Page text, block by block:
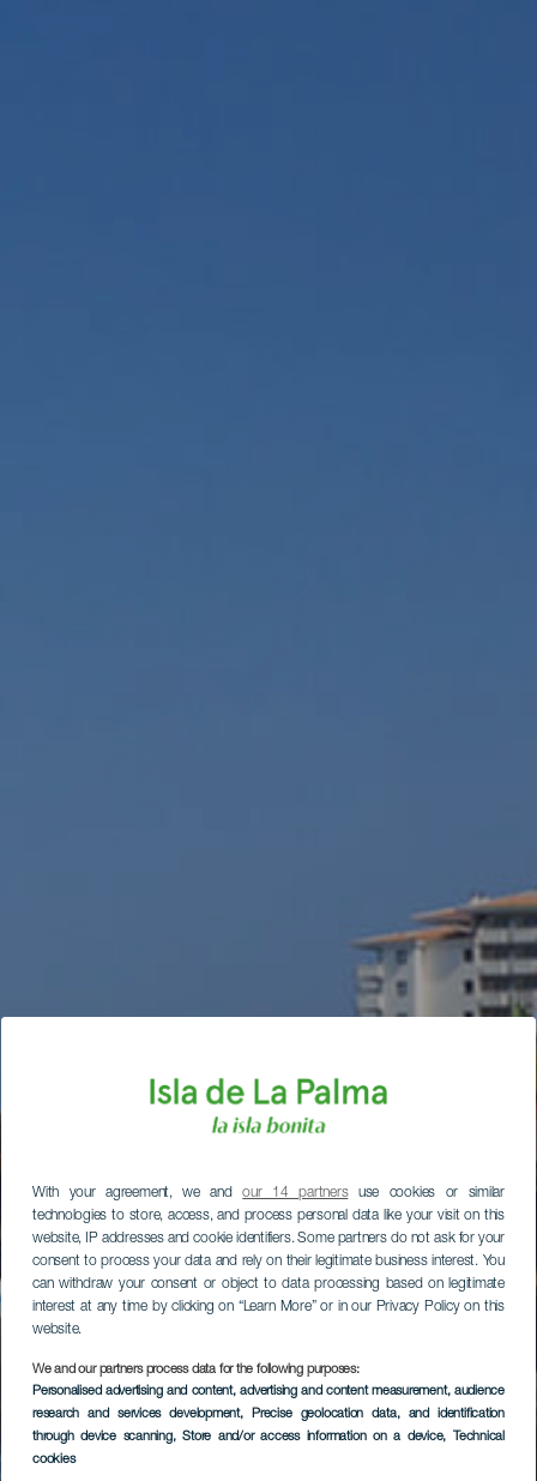
With your agreement, we andour 14 partnersuse cookies or similar
technologies to store, access, and process personal data like your visit on this
website, IP addresses and cookie identifiers. Some partners do not ask for your
consent to process your data and rely on their legitimate business interest. You
can withdraw your consent or object to data processing based on legitimate
interest at any time by clicking on “Learn More” or in our Privacy Policy on this
website.
We and our partners process data for the following purposes:
Personalised advertising and content, advertising and content measurement, audience
research and services development, Precise geolocation data, and identification
through device scanning, Store and/or access information on a device, Technical
cookies